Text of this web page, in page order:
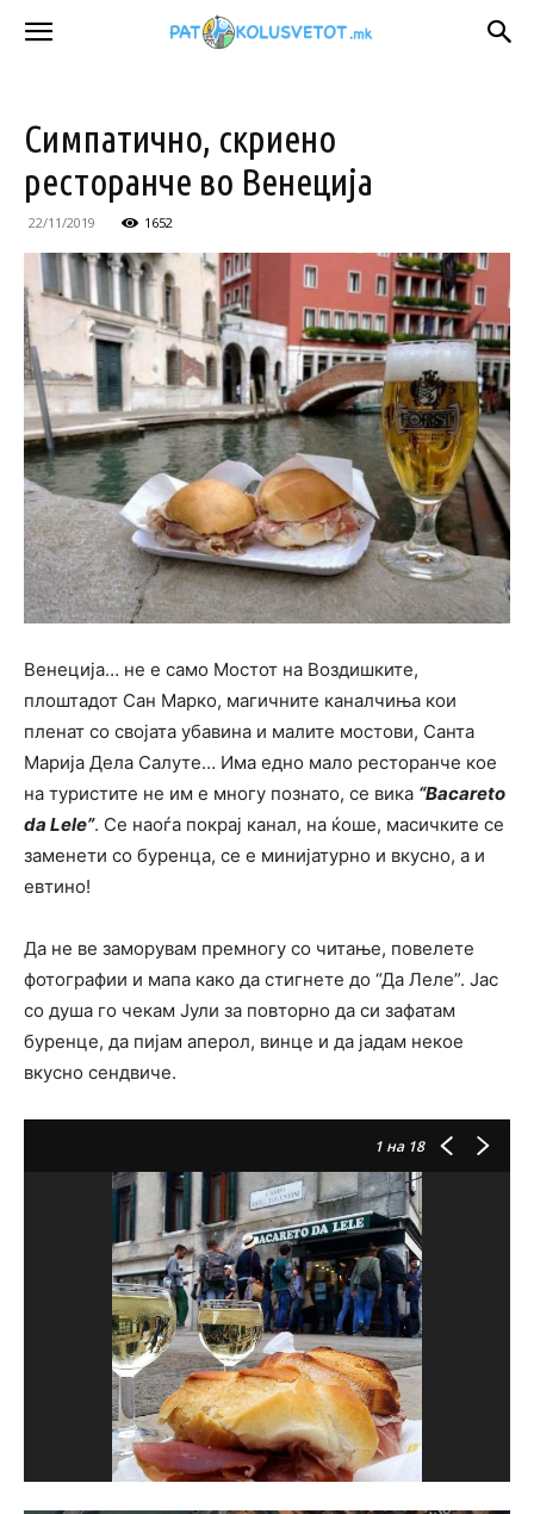
Симпатично, скриено
ресторанче во Венеција
22/11/2019 1652
Венеција… не е само Мостот на Воздишките,
плоштадот Сан Марко, магичните каналчиња кои
пленат со својата убавина и малите мостови, Санта
Марија Дела Салуте… Има едно мало ресторанче кое
на туристите не им е многу познато, се вика “Bacaretо
da Lele”. Се наоѓа покрај канал, на ќоше, масичките се
заменети со буренца, се е минијатурно и вкусно, а и
евтино!
Да не ве заморувам премногу со читање, повелете
фотографии и мапа како да стигнете до “Да Леле”. Јас
со душа го чекам Јули за повторно да си зафатам
буренце, да пијам аперол, винце и да јадам некое
вкусно сендвиче.
1 на 18